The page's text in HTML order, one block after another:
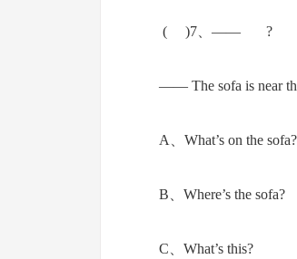
( )7、—— ?
—— The sofa is near
A、What’s on the
B、Where’s the sofa?
C、What’s this?